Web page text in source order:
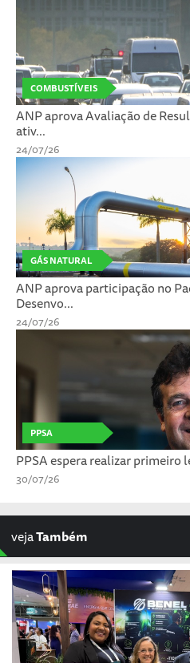
COMBUSTÍVEIS
ANP aprova Avaliação de
ativ...
24/07/26
GÁS NATURAL
ANP aprova participação no
Desenvo...
24/07/26
PPSA
PPSA espera realizar primeiro
30/07/26
vejaTambém